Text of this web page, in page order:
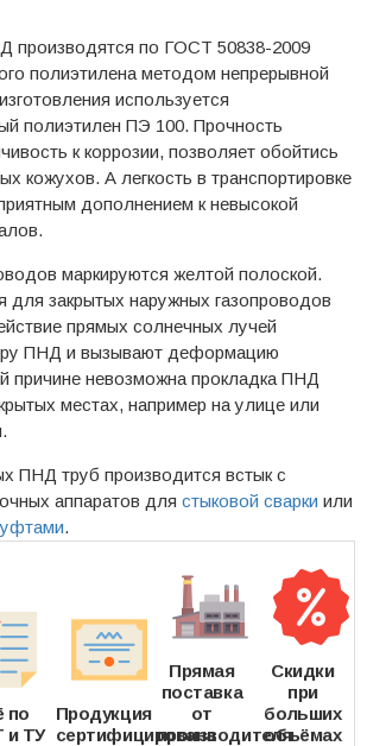
производятся по ГОСТ 50838-2009
полиэтилена методом непрерывной
используется
полиэтилен ПЭ 100. Прочность
к коррозии, позволяет обойтись
кожухов. А легкость в транспортировке
дополнением к невысокой
маркируются желтой полоской.
для закрытых наружных газопроводов
прямых солнечных лучей
ПНД и вызывают деформацию
причине невозможна прокладка ПНД
местах, например на улице или
ПНД труб производится встык с
аппаратов для стыковой сварки или
.
по
и ТУ
Продукция
сертифицирована
Прямая
поставка
от
производителя
Скидки
при
больших
объёмах